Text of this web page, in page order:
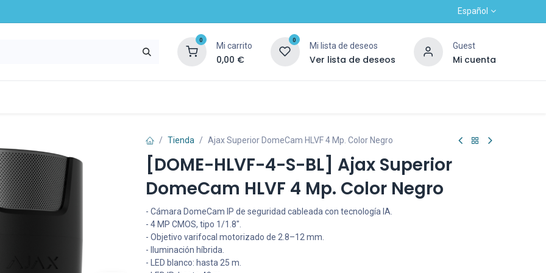
Español
0
Mi carrito
0,00 €
0
Mi lista de deseos
Ver lista de deseos
Guest
Mi cuenta
Tienda Ajax Superior DomeCam HLVF 4 Mp. Color Negro
[DOME-HLVF-4-S-BL] Ajax Superior
DomeCam HLVF 4 Mp. Color Negro
- Cámara DomeCam IP de seguridad cableada con tecnología IA.
- 4 MP CMOS, tipo 1/1.8".
- Objetivo varifocal motorizado de 2.8–12 mm.
- Iluminación híbrida.
- LED blanco: hasta 25 m.